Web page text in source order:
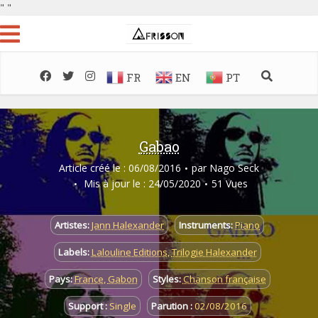
" "
FR EN PT
Gabao
Article créé le : 06/08/2016 par Nago Seck
Mis à jour le : 24/05/2020
51 Vues
Artistes:Jann Halexander Instruments:Piano
Labels: Lalouline Editions,Trilogie Halexander
Pays:France, Gabon Styles:Chanson française
Support :Single Parution :02/08/2016